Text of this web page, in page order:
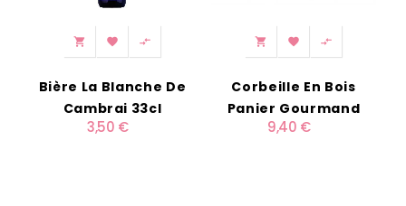
  
Bière La Blanche De
Cambrai 33cl
3,50 €
  
Corbeille En Bois
Panier Gourmand
9,40 €